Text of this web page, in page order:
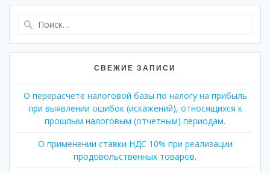
СВЕЖИЕ ЗАПИСИ
О перерасчете налоговой базы по налогу на прибыль
при выявлении ошибок (искажений), относящихся к
прошлым налоговым (отчетным) периодам.
О применении ставки НДС 10% при реализации
продовольственных товаров.